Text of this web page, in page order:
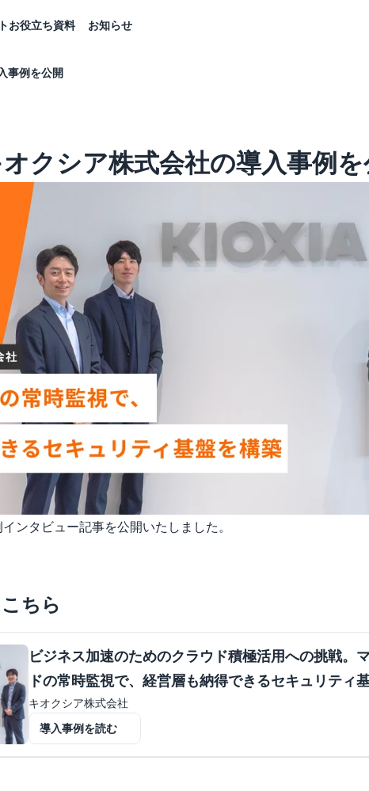
お役立ち資料 お知らせ
事例を公開
オクシア株式会社の導入事例を
ンタビュー記事を公開いたしました。
ちら
ビジネス加速のためのクラウド積極活用への挑戦。
ドの常時監視で、経営層も納得できるセキュリティ
キオクシア株式会社
導入事例を読む